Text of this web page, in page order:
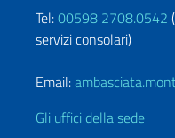
Tel:00598 2708.0542
servizi consolari)
Email:
Gli uffici della sede